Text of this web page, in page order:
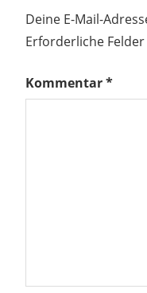
Deine E-Mail-
Erforderliche
Kommentar*